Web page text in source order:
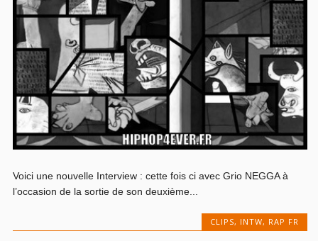
Voici une nouvelle Interview : cette fois ci avec Grio NEGGA à
l’occasion de la sortie de son deuxième...
CLIPS, INTW, RAP FR